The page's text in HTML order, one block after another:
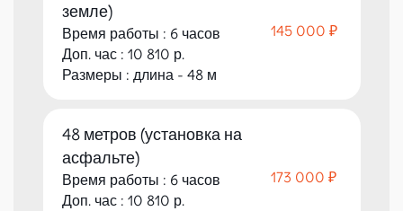
земле)
Время работы : 6 часов
Доп. час : 10 810 р.
Размеры : длина - 48 м
145 000 ₽
48 метров (установка на
асфальте)
Время работы : 6 часов
Доп. час : 10 810 р.
173 000 ₽